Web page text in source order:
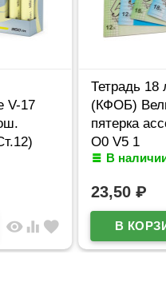
V-17
visibility equalizer favorite
Тетрадь 18
(КФОБ)
пятерка
O0 V5 1
В
23,50 ₽